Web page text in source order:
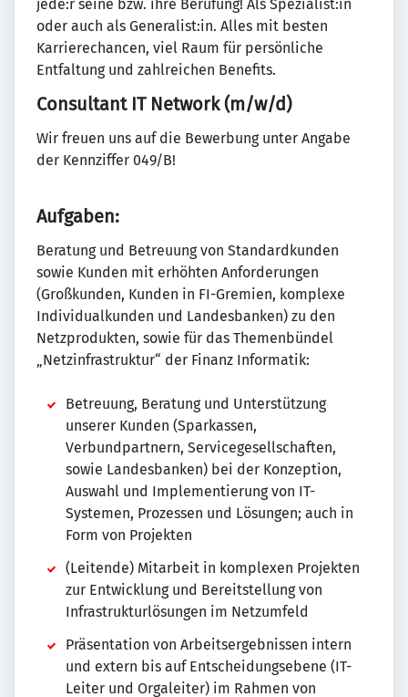
jede:r seine bzw. ihre Berufung! Als Spezialist:in
oder auch als Generalist:in. Alles mit besten
Karrierechancen, viel Raum für persönliche
Entfaltung und zahlreichen Benefits.
Consultant IT Network (m/w/d)
Wir freuen uns auf die Bewerbung unter Angabe
der Kennziffer 049/B!
Aufgaben:
Beratung und Betreuung von Standardkunden
sowie Kunden mit erhöhten Anforderungen
(Großkunden, Kunden in FI-Gremien, komplexe
Individualkunden und Landesbanken) zu den
Netzprodukten, sowie für das Themenbündel
„Netzinfrastruktur“ der Finanz Informatik:
Betreuung, Beratung und Unterstützung
unserer Kunden (Sparkassen,
Verbundpartnern, Servicegesellschaften,
sowie Landesbanken) bei der Konzeption,
Auswahl und Implementierung von IT-
Systemen, Prozessen und Lösungen; auch in
Form von Projekten
(Leitende) Mitarbeit in komplexen Projekten
zur Entwicklung und Bereitstellung von
Infrastrukturlösungen im Netzumfeld
Präsentation von Arbeitsergebnissen intern
und extern bis auf Entscheidungsebene (IT-
Leiter und Orgaleiter) im Rahmen von